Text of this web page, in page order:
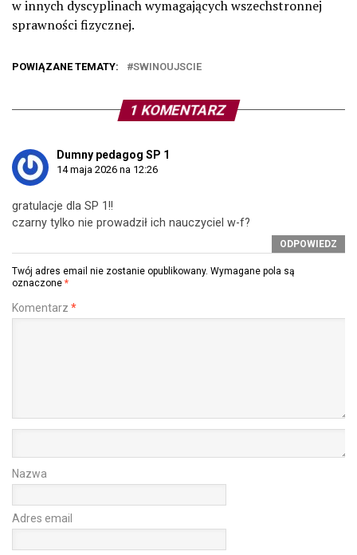
w innych dyscyplinach wymagających wszechstronnej
sprawności fizycznej.
POWIĄZANE TEMATY: SWINOUJSCIE
1 KOMENTARZ
Dumny pedagog SP 1
14 maja 2026 na 12:26
gratulacje dla SP 1!!
czarny tylko nie prowadził ich nauczyciel w-f?
ODPOWIEDZ
Twój adres email nie zostanie opublikowany. Wymagane pola są
oznaczone *
Komentarz *
Nazwa
Adres email